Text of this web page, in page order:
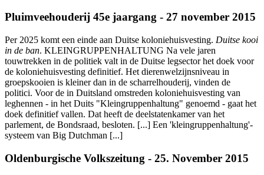
Pluimveehouderij 45e jaargang - 27 november 2015
Per 2025 komt een einde aan Duitse koloniehuisvesting. Duitse kooi
in de ban. KLEINGRUPPENHALTUNG Na vele jaren
touwtrekken in de politiek valt in de Duitse legsector het doek voor
de koloniehuisvesting definitief. Het dierenwelzijnsniveau in
groepskooien is kleiner dan in de scharrelhouderij, vinden de
politici. Voor de in Duitsland omstreden koloniehuisvesting van
leghennen - in het Duits "Kleingruppenhaltung" genoemd - gaat het
doek definitief vallen. Dat heeft de deelstatenkamer van het
parlement, de Bondsraad, besloten. [...] Een 'kleingruppenhaltung'-
systeem van Big Dutchman [...]
Oldenburgische Volkszeitung - 25. November 2015